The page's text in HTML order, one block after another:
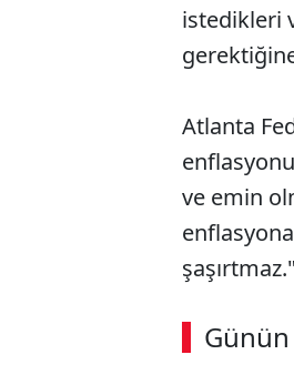
istedikleri
Atlanta
ve emin